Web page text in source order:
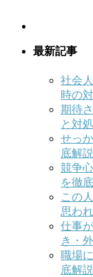
最新記事
社会
時の
期待
と対
せっ
底解説
競争
を徹
この
思わ
仕事
き・
職場
底解説